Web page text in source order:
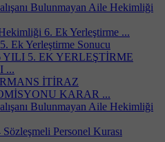
Bulunmayan Aile Hekimliği
6. Ek Yerleştirme ...
Ek Yerleştirme Sonucu
5. EK YERLEŞTİRME
...
İTİRAZ
KARAR ...
Bulunmayan Aile Hekimliği
Personel Kurası